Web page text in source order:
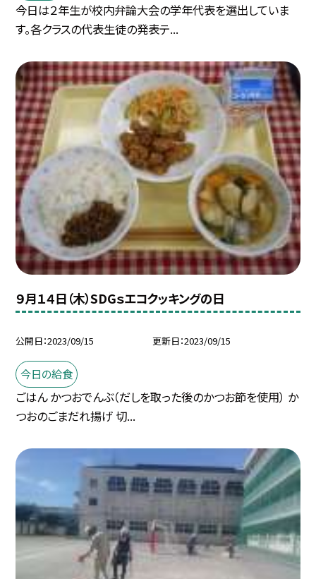
今日は２年生が校内弁論大会の学年代表を選出していま
す。各クラスの代表生徒の発表テ...
９月１４日（木）SDGｓエコクッキングの日
公開日 2023/09/15 更新日 2023/09/15
今日の給食
ごはん かつおでんぶ（だしを取った後のかつお節を使用） か
つおのごまだれ揚げ 切...